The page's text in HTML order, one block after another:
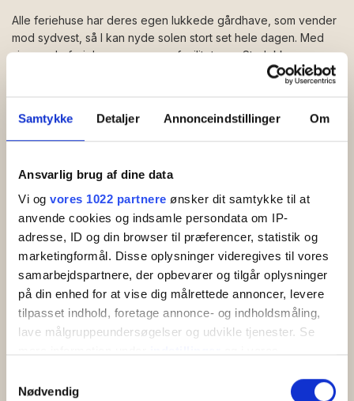
Samtykke Detaljer Annonceindstillinger Om
Ansvarlig brug af dine data
Vi og vores 1022 partnere ønsker dit samtykke til at
anvende cookies og indsamle persondata om IP-
adresse, ID og din browser til præferencer, statistik og
marketingformål. Disse oplysninger videregives til vores
samarbejdspartnere, der opbevarer og tilgår oplysninger
på din enhed for at vise dig målrettede annoncer, levere
tilpasset indhold, foretage annonce- og indholdsmåling,
lave målgruppeundersøgelser og udvikle tjenester. Se
tilbage eller ændre indstillinger fra vores
Nødvendig
Alle feriehuse har deres egen lukkede gårdhave, som vender
mod sydvest, så I kan nyde solen stort set hele dagen. Med
sine gode feriehuse og mange faciliteter er Storløkke
Feriepark et af Bornholms mest eftertragtede feriesteder.